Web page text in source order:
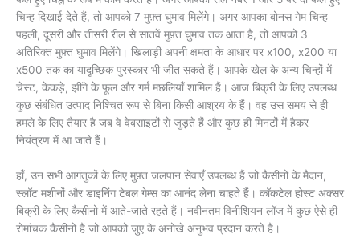
चिन्ह दिखाई देते हैं, तो आपको 7 मुफ़्त घुमाव मिलेंगे। अगर आपका बोनस गेम चिन्ह
पहली, दूसरी और तीसरी रील से सातवें मुफ़्त घुमाव तक आता है, तो आपको 3
अतिरिक्त मुफ़्त घुमाव मिलेंगे। खिलाड़ी अपनी क्षमता के आधार पर x100, x200 या
x500 तक का यादृच्छिक पुरस्कार भी जीत सकते हैं। आपके खेल के अन्य चिन्हों में
चेस्ट, केकड़े, झींगे के फूल और गर्म मछलियाँ शामिल हैं। आज बिक्री के लिए उपलब्ध
कुछ संबंधित उत्पाद निश्चित रूप से बिना किसी आश्रय के हैं। वह उस समय से ही
हमले के लिए तैयार है जब वे वेबसाइटों से जुड़ते हैं और कुछ ही मिनटों में हैकर
नियंत्रण में आ जाते हैं।
हाँ, उन सभी आगंतुकों के लिए मुफ़्त जलपान सेवाएँ उपलब्ध हैं जो कैसीनो के मैदान,
स्लॉट मशीनों और डाइनिंग टेबल गेम्स का आनंद लेना चाहते हैं। कॉकटेल होस्ट अक्सर
बिक्री के लिए कैसीनो में आते-जाते रहते हैं। नवीनतम विनीशियन लॉज में कुछ ऐसे ही
रोमांचक कैसीनो हैं जो आपको जुए के अनोखे अनुभव प्रदान करते हैं।